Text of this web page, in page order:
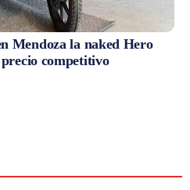
Mendoza la naked Hero
competitivo